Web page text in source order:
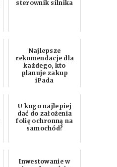
sterownik silnika
Najlepsze
rekomendacje dla
każdego, kto
planuje zakup
iPada
U kogo najlepiej
dać do założenia
folię ochronną na
samochód?
Inwestowanie w